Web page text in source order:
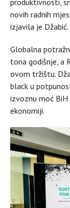
produktivnosti,
novih radnih
izjavila je Džabić.
Globalna
tona godišnje, a
ovom tržištu.
black u
izvoznu moć
ekonomiji.